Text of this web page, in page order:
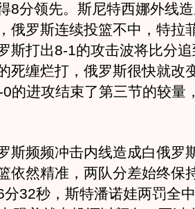
8分领先。斯尼特西娜外线
俄罗斯连续投篮不中，特拉
斯打出8-1的攻击波将比分
死缠烂打，俄罗斯很快就改
的进攻结束了第三节的较量
频频冲击内线造成白俄罗
依然精准，两队分差始终保
32秒，斯特潘诺娃两罚全